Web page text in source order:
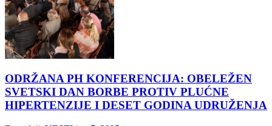
ODRŽANA PH KONFERENCIJA: OBELEŽEN
SVETSKI DAN BORBE PROTIV PLUĆNE
HIPERTENZIJE I DESET GODINA UDRUŽENJA